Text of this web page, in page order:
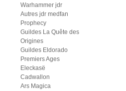
Warhammer jdr
Autres jdr medfan
Prophecy
Guildes La Quête des
Origines
Guildes Eldorado
Premiers Ages
Eleckasë
Cadwallon
Ars Magica